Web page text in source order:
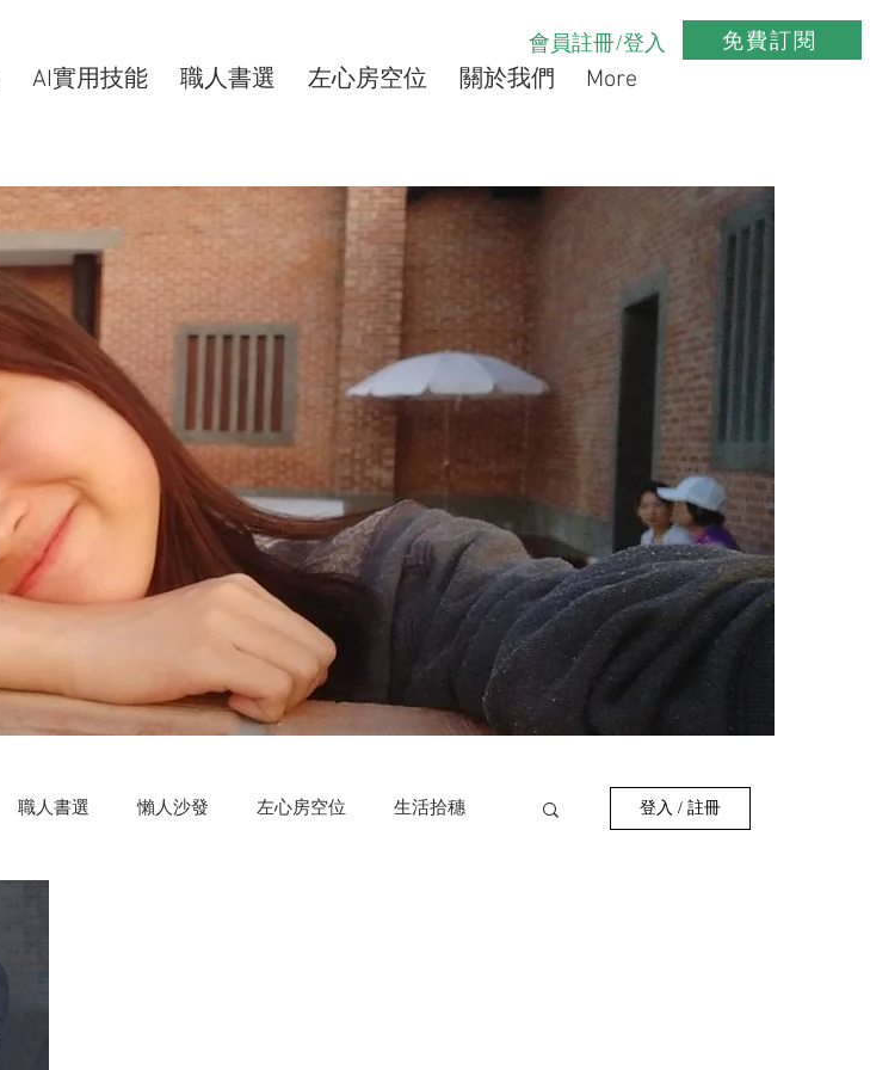
會員註冊/登入 免費訂閱
AI實用技能 職人書選 左心房空位 關於我們 More
職人書選 懶人沙發 左心房空位 生活拾穗 登入 / 註冊